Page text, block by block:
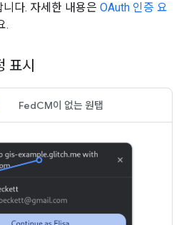
다. 자세한 내용은 OAuth 인증 요
.
표시
FedCM이 없는 원탭